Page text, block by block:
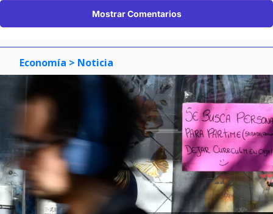
Mostrar Comentarios
Economía > Noticia